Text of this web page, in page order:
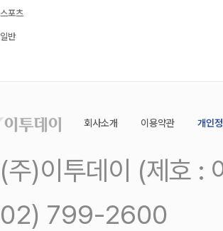
스포츠
일반
회사소개 이용약관 개인
(주)이투데이 (제호 :
02) 799-2600